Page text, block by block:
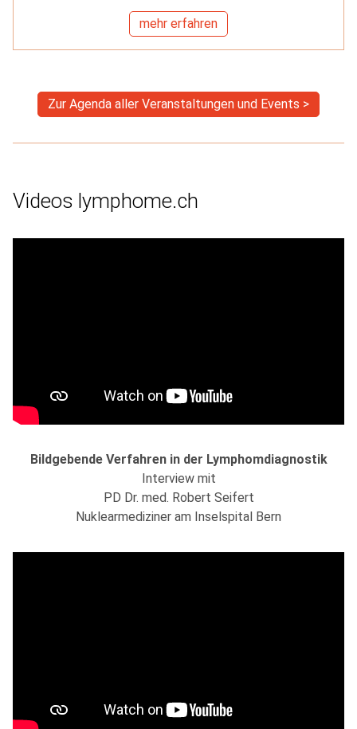
mehr erfahren
Zur Agenda aller Veranstaltungen und Events >
Videos lymphome.ch
Bildgebende Verfahren in der Lymphomdiagnostik
Interview mit
PD Dr. med. Robert Seifert
Nuklearmediziner am Inselspital Bern